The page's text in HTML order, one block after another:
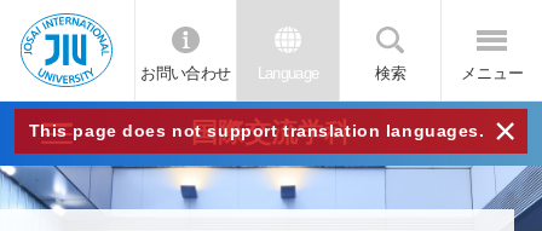
JIU
城西
お問い合わせ Language 検索 メニュー
This page does not support translation languages. ×
国際交流学科